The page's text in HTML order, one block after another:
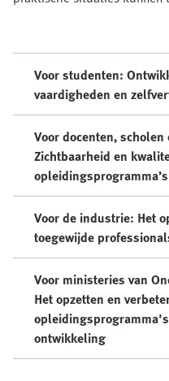
Voor studenten:
vaardigheden en
Voor docenten,
Zichtbaarheid en
opleidingsprogramma’s
Voor de industrie: Het
toegewijde
Voor ministeries van
Het opzetten en
ontwikkeling